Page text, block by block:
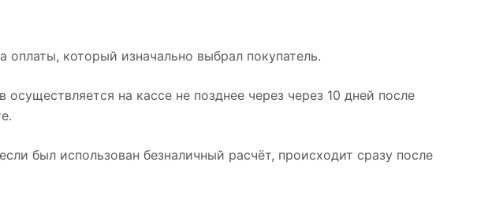
который изначально выбрал покупатель.
на кассе не позднее через через 10 дней после
был использован безналичный расчёт, происходит сразу после